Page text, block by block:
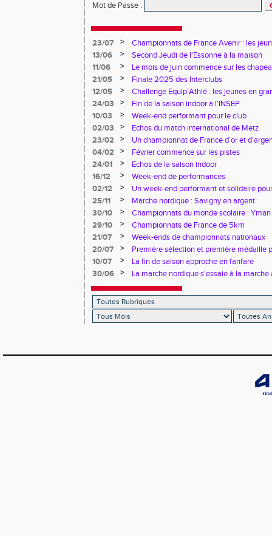
Mot de Passe :
23/07 >
Championnats de France Avenir : les
13/06
>
Second Jeudi de l’Essonne à la maison
11/06
>
Le mois de juin commence sur les
21/05
>
Finale 2025 des Interclubs
12/05
>
Challenge Equip’Athlé : les jeunes en
24/03
>
Fin de la saison indoor à l’INSEP
10/03
>
Week-end performant pour le club
02/03
>
Echos du match international de Metz
23/02
>
Un championnat de France d’or et
04/02
>
Février commence sur les pistes
24/01
>
Echos de la saison indoor
16/12
>
Week-end de performances
02/12
>
Un week-end performant et solidaire
25/11
>
Marche nordique : Savigny en argent
30/10
>
Championnats du monde scolaire :
bronze
29/10 >
Championnats de France de 5km
21/07
>
Week-ends de championnats nationaux
20/07
>
Première sélection et première médaille
10/07
>
La fin de saison approche en fanfare
30/06
> La marche nordique s'essaie à la